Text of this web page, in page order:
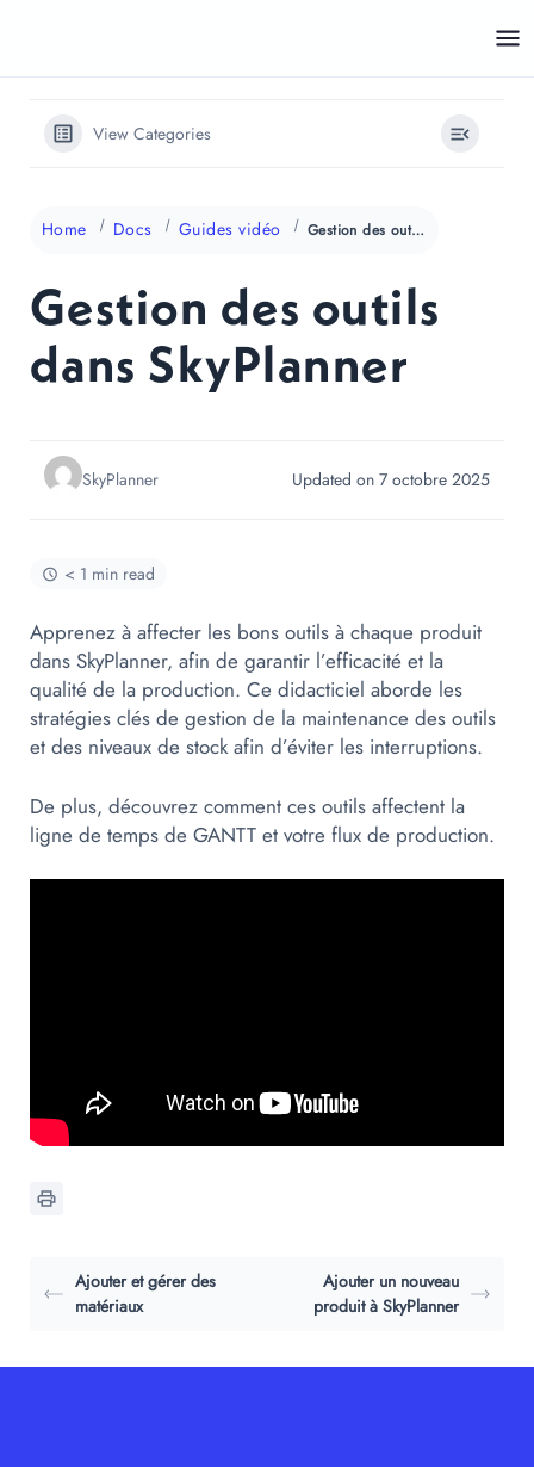
View Categories
Home Docs Guides vidéo Gestion des outils dans SkyPlanner
Gestion des outils
dans SkyPlanner
SkyPlanner Updated on 7 octobre 2025
< 1 min read
Apprenez à affecter les bons outils à chaque produit
dans SkyPlanner, afin de garantir l’efficacité et la
qualité de la production. Ce didacticiel aborde les
stratégies clés de gestion de la maintenance des outils
et des niveaux de stock afin d’éviter les interruptions.
De plus, découvrez comment ces outils affectent la
ligne de temps de GANTT et votre flux de production.
Ajouter et gérer des
matériaux
Ajouter un nouveau
produit à SkyPlanner